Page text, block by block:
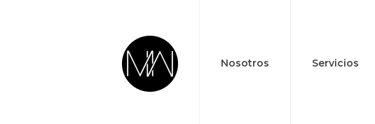
Nosotros Servicios